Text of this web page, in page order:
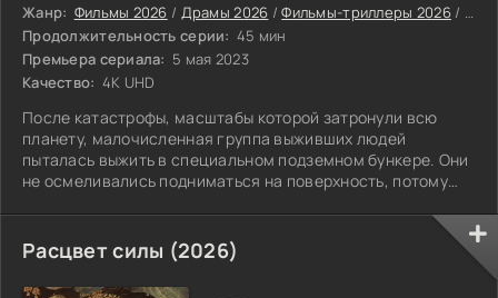
Жанр: Фильмы 2026 / Драмы 2026 /Фильмы-триллеры 2026/
Продолжительность серии: 45 мин
Премьера сериала: 5 мая 2023
Качество: 4K UHD
После катастрофы, масштабы которой затронули всю
планету, малочисленная группа выживших людей
пыталась выжить в специальном подземном бункере. Они
не осмеливались подниматься на поверхность, потому
Расцвет силы (2026)